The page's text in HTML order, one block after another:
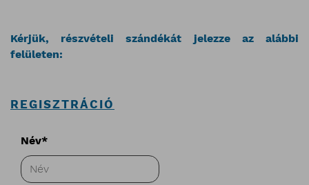
Kérjük, részvételi szándékát jelezze az alábbi
felületen:
REGISZTRÁCIÓ
Név*